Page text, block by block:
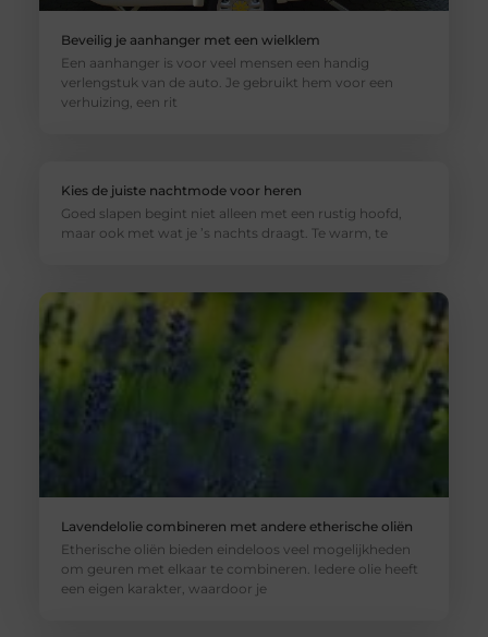
Beveilig je aanhanger met een wielklem
Een aanhanger is voor veel mensen een handig
verlengstuk van de auto. Je gebruikt hem voor een
verhuizing, een rit
Kies de juiste nachtmode voor heren
Goed slapen begint niet alleen met een rustig hoofd,
maar ook met wat je ’s nachts draagt. Te warm, te
Lavendelolie combineren met andere etherische oliën
Etherische oliën bieden eindeloos veel mogelijkheden
om geuren met elkaar te combineren. Iedere olie heeft
een eigen karakter, waardoor je